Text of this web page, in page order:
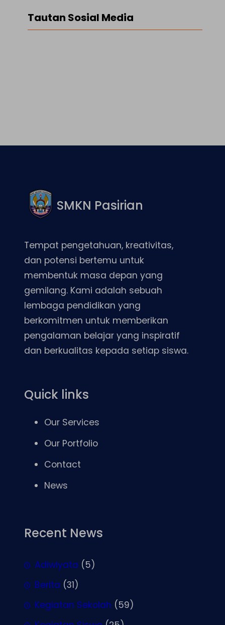
Tautan Sosial Media
SMKN Pasirian
Tempat pengetahuan, kreativitas,
dan potensi bertemu untuk
membentuk masa depan yang
gemilang. Kami adalah sebuah
lembaga pendidikan yang
berkomitmen untuk memberikan
pengalaman belajar yang inspiratif
dan berkualitas kepada setiap siswa.
Quick links
Our Services
Our Portfolio
Contact
News
Recent News
Adiwiyata (5)
Berita (31)
Kegiatan Sekolah (59)